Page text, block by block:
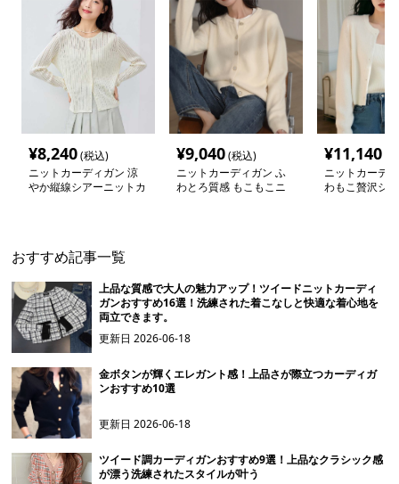
¥8,240(税込)
ニットカーディガン 涼
やか縦線シアーニットカ
¥9,040(税込)
ニットカーディガン ふ
わとろ質感 もこもこニ
¥11,140
ニットカーデ
わもこ贅沢シ
おすすめ記事一覧
上品な質感で大人の魅力アップ！ツイードニットカーディ
ガンおすすめ16選！洗練された着こなしと快適な着心地を
両立できます。
更新日2026-06-18
金ボタンが輝くエレガント感！上品さが際立つカーディガ
ンおすすめ10選
更新日2026-06-18
ツイード調カーディガンおすすめ9選！上品なクラシック感
が漂う洗練されたスタイルが叶う